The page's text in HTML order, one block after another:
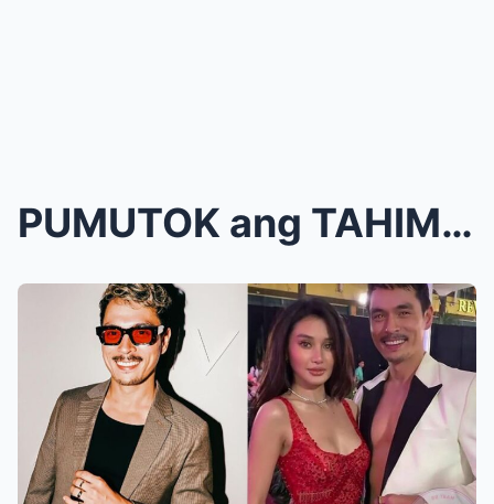
PUMUTOK ang TAHIMIK na SAKRIPISYO! Ang balita ng h...